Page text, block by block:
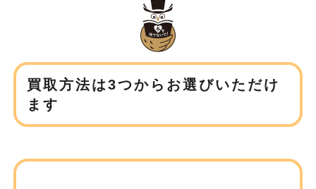
買取方法は3つからお選びいただけ
ます